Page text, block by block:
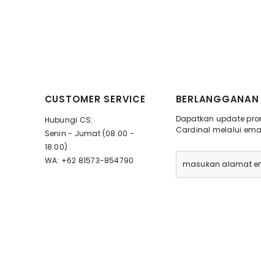
CUSTOMER SERVICE
Hubungi CS:
Senin - Jumat (08.00 -
18.00)
WA: +62 81573-854790
BERLANGGANAN
Dapatkan update
Cardinal melalui